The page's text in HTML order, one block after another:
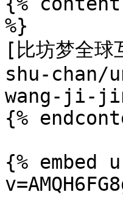
%}
[比坊梦全
shu-
wang-ji-
{%
{% embed